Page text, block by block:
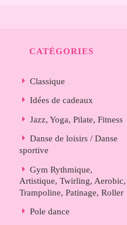
CATÉGORIES
Classique
Idées de cadeaux
Jazz, Yoga, Pilate, Fitness
Danse de loisirs / Danse
sportive
Gym Rythmique,
Artistique, Twirling, Aerobic,
Trampoline, Patinage, Roller
Pole dance